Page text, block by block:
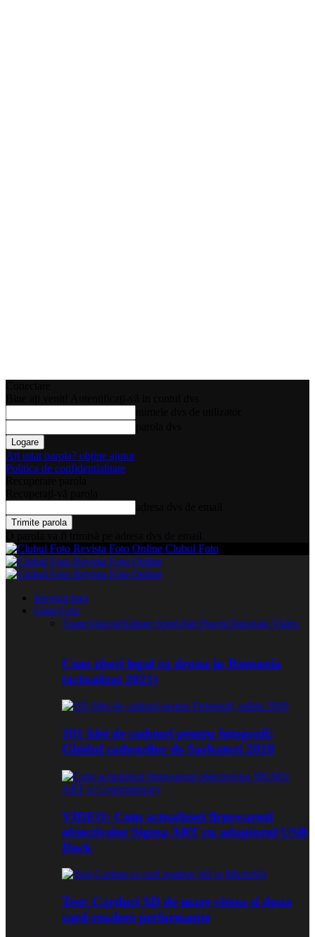
Ați uitat parola? obține ajutor
Politica de confidentialitate
Clubul Foto
Servicii foto
Ghid Foto
ToateArticoleEditare fotoGhid PracticTutoriale Video
Cum zbori legal cu drona in Romania
(actualizat 2021)
101 Idei de cadouri pentru fotografi:
Ghidul cadourilor de Sarbatori 2018
VIDEO: Cum actualizezi firmwareul
obiectivelor Sigma ART cu adaptorul USB
Dock
Test: Carduri SD de mare viteza si doua
card-readere performante